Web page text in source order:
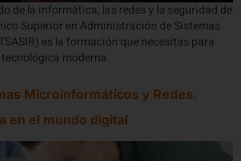
de la informática, las redes y la seguridad de
Superior en Administración de Sistemas
es la formación que necesitas para
moderna
Microinformáticos y Redes.
en el mundo digital